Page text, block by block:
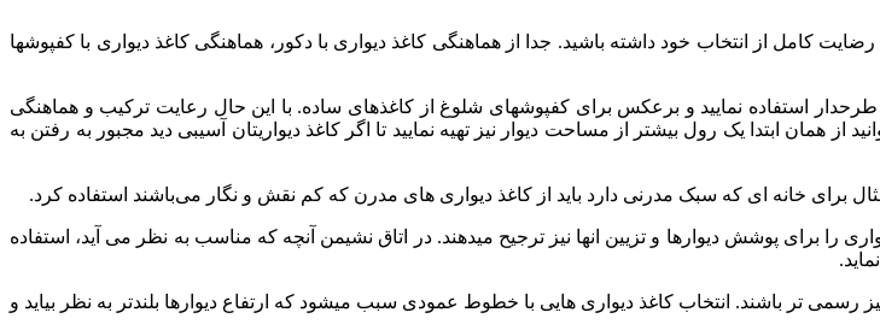
رضایت کامل از انتخاب خود داشته باشید. جدا از هماهنگی کاغذ دیواری با دکور، هماهنگی کاغذ دیواری با کفپوشها
استفاده نمایید و برعکس برای کفپوشهای شلوغ از کاغذهای ساده. با این حال رعایت ترکیب و هماهنگی
همان ابتدا یک رول بیشتر از مساحت دیوار نیز تهیه نمایید تا اگر کاغذ دیواریتان آسیبی دید مجبور به رفتن به
خانه ای که سبک مدرنی دارد باید از کاغذ دیواری های مدرن که کم نقش و نگار می‌باشند استفاده کرد.
را برای پوشش دیوارها و تزیین انها نیز ترجیح میدهند. در اتاق نشیمن آنچه که مناسب به نظر می آید، استفاده
رسمی تر باشند. انتخاب کاغذ دیواری هایی با خطوط عمودی سبب میشود که ارتفاع دیوارها بلندتر به نظر بیاید و